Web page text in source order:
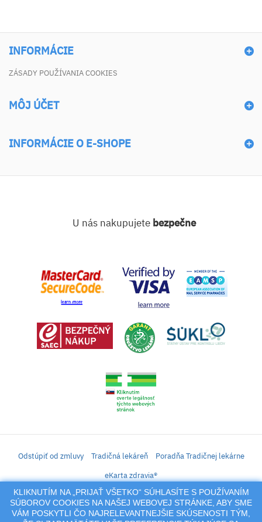
INFORMÁCIE
ZÁSADY POUŽÍVANIA COOKIES
MÔJ ÚČET
INFORMÁCIE O E-SHOPE
KLIKNUTÍM NA „PRIJAŤ VŠETKO“ SÚHLASÍTE S POUŽÍVANÍM
SÚBOROV COOKIES NA NAŠEJ WEBOVEJ STRÁNKE, ABY SME
VÁM POSKYTLI ČO NAJRELEVANTNEJŠIE SKÚSENOSTI TÝM,
U nás nakupujete bezpečne
Odstúpiť od zmluvy Tradičná lekáreň
Poradňa Tradičnej lekárne
eKarta zdravia®
iLekáreň – Zásielkový predaj liekov, vitamínov, výživových doplnkov, prípravkov s
liečivým účinkom a kozmetiky. Elektronické zaslanie receptu.
Na tento portál sa vzťahujú autorské práva a akákoľvek jeho reprodukcia